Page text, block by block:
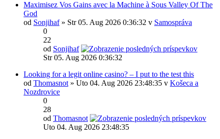
Maximisez Vos Gains avec la Machine à Sous Valley Of The
God
od Sonjihaf» Str 05. Aug 2026 0:36:32 v Samospráva
0
22
od Sonjihaf
Str 05. Aug 2026 0:36:32
Looking for a legit online casino? – I put to the test this
od Thomasnot » Uto 04. Aug 2026 23:48:35 v Košeca a
Nozdrovice
0
28
od Thomasnot
Uto 04. Aug 2026 23:48:35